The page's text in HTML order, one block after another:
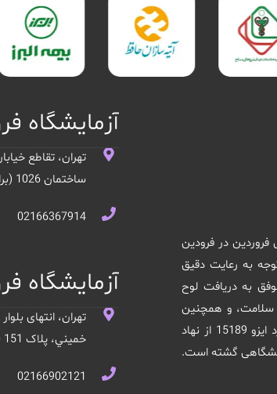
فروردین در فرودین
با توجه به رعایت دقیق
به دریافت لوح
سلامت، و همچنین
اولین گواهینامه بین المللی استاندارد ایزو 15189 از نهاد
گشته است.
آزمایشگاه
تهران، تقاطع
ساختمان 1026 (برای مسیریابی ضربه بزنید)
02166367914
آزمایشگاه
تهران، انتهای
خميني، پلاک 151 (برای مسیریابی ضربه بزنید)
02166902121